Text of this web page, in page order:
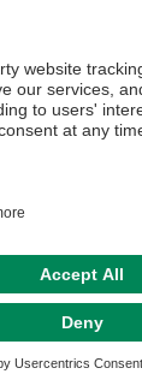
Studierenden
und bringt
ein. Euer
Impressum